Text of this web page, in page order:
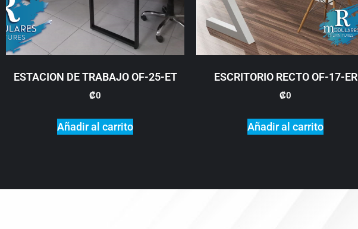
ESTACION DE TRABAJO OF-25-ET
₡0
Añadir al carrito
ESCRITORIO RECTO OF-17-ER
₡0
Añadir al carrito